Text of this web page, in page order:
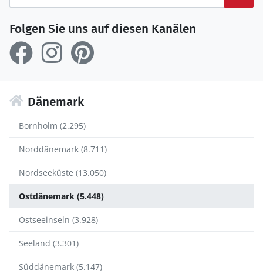
Folgen Sie uns auf diesen Kanälen
Dänemark
Bornholm (2.295)
Norddänemark (8.711)
Nordseeküste (13.050)
Ostdänemark (5.448)
Ostseeinseln (3.928)
Seeland (3.301)
Süddänemark (5.147)